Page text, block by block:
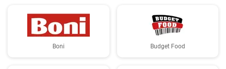
Boni Budget Food